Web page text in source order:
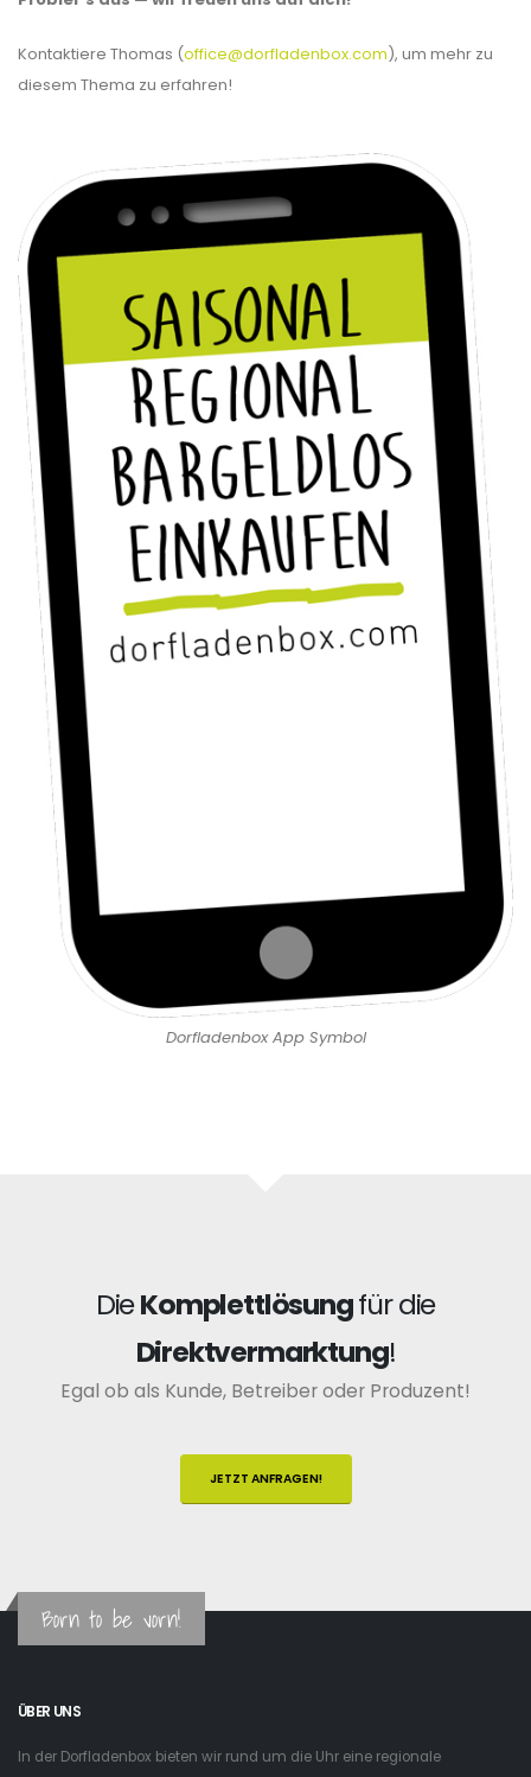
Kontaktiere Thomas (office@dorfladenbox.com), um mehr zu
diesem Thema zu erfahren!
Dorfladenbox App Symbol
DieKomplettlösungfür die
Direktvermarktung!
Egal ob als Kunde, Betreiber oder Produzent!
JETZT ANFRAGEN!
Born to be vorn!
ÜBER UNS
In der Dorfladenbox bieten wir rund um die Uhr eine regionale